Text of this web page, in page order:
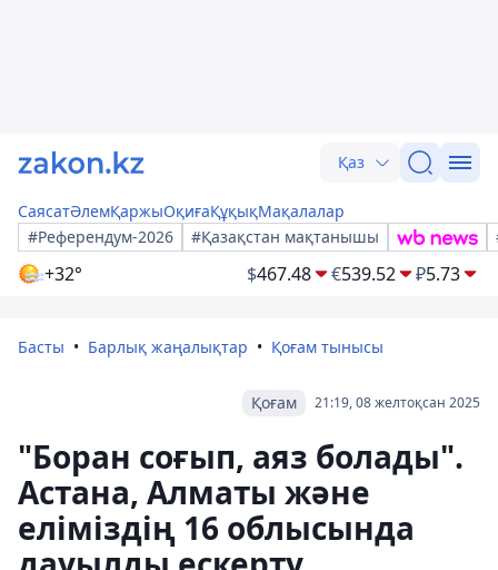
Қаз
СаясатӘлемҚаржыОқиғаҚұқықМақалалар
#Референдум-2026
#Қазақстан мақтанышы
+32° $467.48 €539.52 ₽5.73
Басты Барлық жаңалықтар Қоғам тынысы
21:19, 08 желтоқсан 2025
Қоғам
"Боран соғып, аяз болады".
Астана, Алматы және
еліміздің 16 облысында